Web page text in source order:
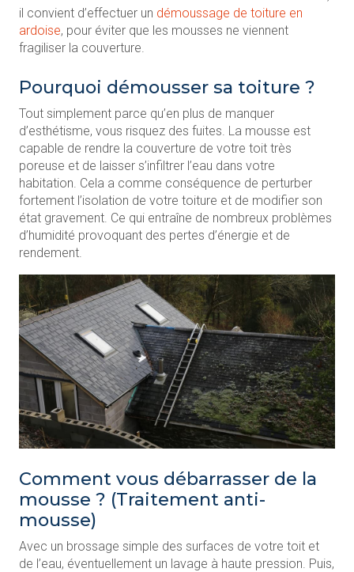
il convient d’effectuer un démoussage de toiture en
ardoise, pour éviter que les mousses ne viennent
fragiliser la couverture.
Pourquoi démousser sa toiture ?
Tout simplement parce qu’en plus de manquer
d’esthétisme, vous risquez des fuites. La mousse est
capable de rendre la couverture de votre toit très
poreuse et de laisser s’infiltrer l’eau dans votre
habitation. Cela a comme conséquence de perturber
fortement l’isolation de votre toiture et de modifier son
état gravement. Ce qui entraîne de nombreux problèmes
d’humidité provoquant des pertes d’énergie et de
rendement.
Comment vous débarrasser de la
mousse ? (Traitement anti-
mousse)
Avec un brossage simple des surfaces de votre toit et
de l’eau, éventuellement un lavage à haute pression. Puis,